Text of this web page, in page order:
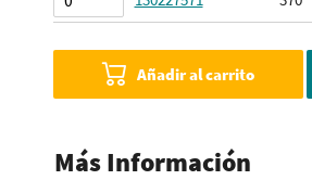
Añadir al carrito
Más Información